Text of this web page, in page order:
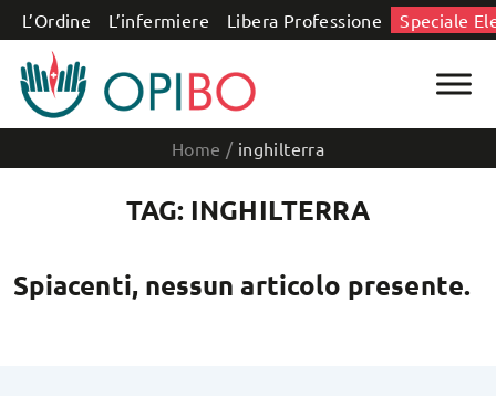
Salta al contenuto
L’Ordine L’infermiere Libera Professione Speciale
Home / inghilterra
TAG: INGHILTERRA
Spiacenti, nessun articolo presente.